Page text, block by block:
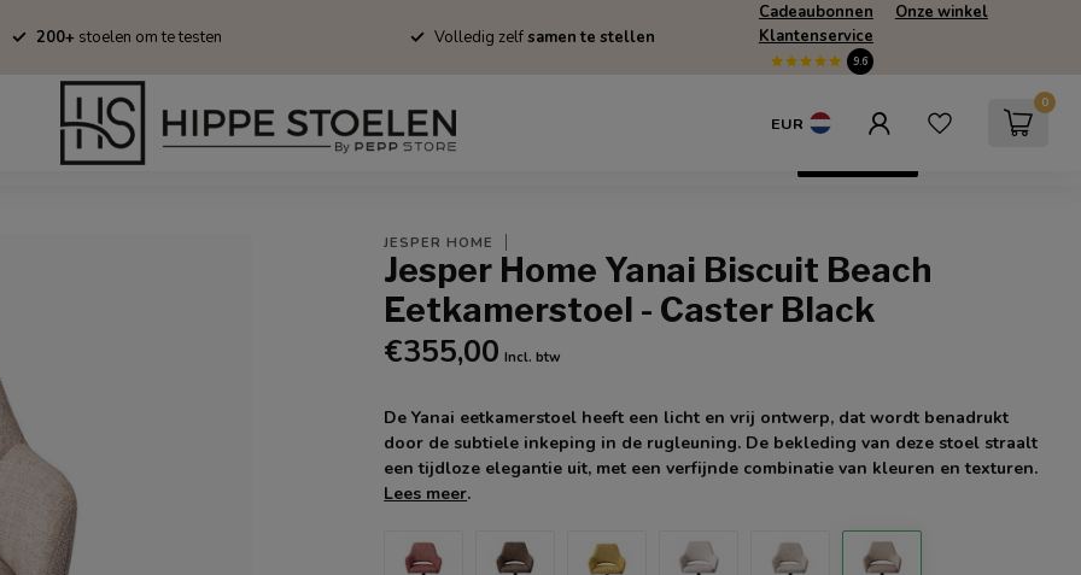
200+ stoelen om te testen Volledig zelfsamen te stellen
Cadeaubonnen
Onze winkel
Klantenservice
9.6
EUR
0
Barkrukken Fauteuils Stofstalen
JESPER HOME
Jesper Home Yanai Biscuit Beach
Eetkamerstoel - Caster Black
€355,00 Incl. btw
De Yanai eetkamerstoel heeft een licht en vrij ontwerp, dat wordt benadrukt
door de subtiele inkeping in de rugleuning. De bekleding van deze stoel straalt
een tijdloze elegantie uit, met een verfijnde combinatie van kleuren en texturen.
Lees meer.